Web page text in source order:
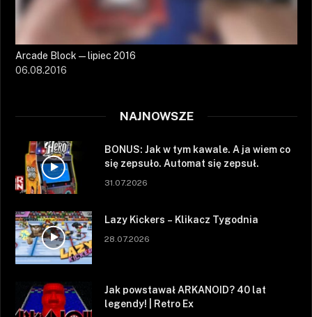
Arcade Block — lipiec 2016
06.08.2016
NAJNOWSZE
BONUS: Jak w tym kawale. A ja wiem co
się zepsuło. Automat się zepsuł.
31.07.2026
Lazy Kickers – Klikacz Tygodnia
28.07.2026
Jak powstawał ARKANOID? 40 lat
legendy! | Retro Ex